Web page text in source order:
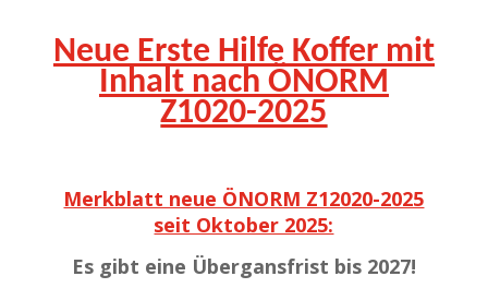
Neue Erste Hilfe Koffer mit
Inhalt nach ÖNORM
Z1020-2025
Merkblatt neue ÖNORM Z12020-2025
seit Oktober 2025:
Es gibt eine Übergansfrist bis 2027!